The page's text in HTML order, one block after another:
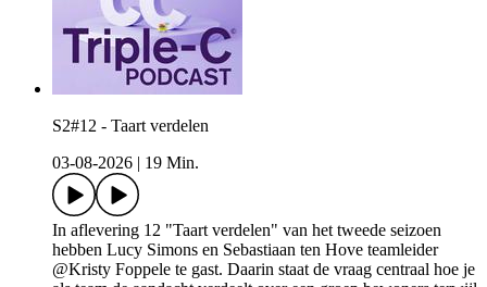
S2#12 - Taart verdelen
03-08-2026
19 Min.
In aflevering 12 "Taart verdelen" van het tweede seizoen
hebben Lucy Simons en Sebastiaan ten Hove teamleider
@Kristy Foppele te gast. Daarin staat de vraag centraal hoe je